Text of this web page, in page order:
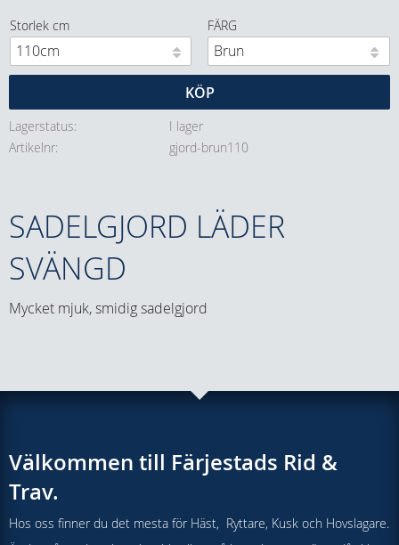
Storlek cm FÄRG
KÖP
Lagerstatus
I lager
Artikelnr
gjord-brun110
SADELGJORD LÄDER
SVÄNGD
Mycket mjuk, smidig sadelgjord
Välkommen till Färjestads Rid &
Trav.
Hos oss finner du det mesta för Häst, Ryttare, Kusk och Hovslagare.